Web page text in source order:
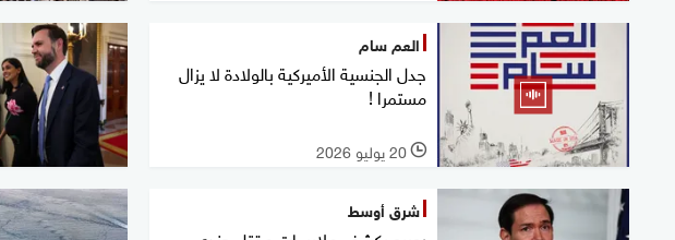
العم سام
جدل الجنسية الأميركية بالولادة لا يزال
مستمرا !
l 20 يوليو 2026
شرق أوسط